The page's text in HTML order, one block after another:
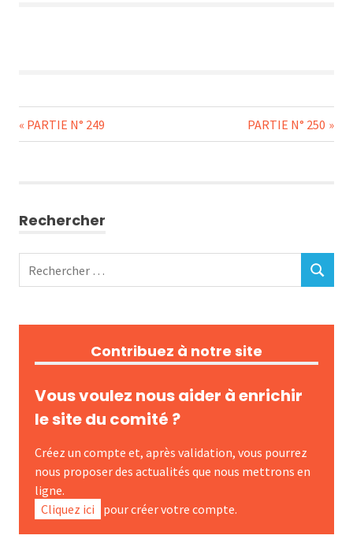
Navigation
Previous
Post:
PARTIE N° 249
Next
Post:
PARTIE N° 250
Rechercher
Contribuez à notre site
Vous voulez nous aider à enrichir
le site du comité ?
Créez un compte et, après validation, vous pourrez
nous proposer des actualités que nous mettrons en
ligne.
Cliquez ici
pour créer votre compte.